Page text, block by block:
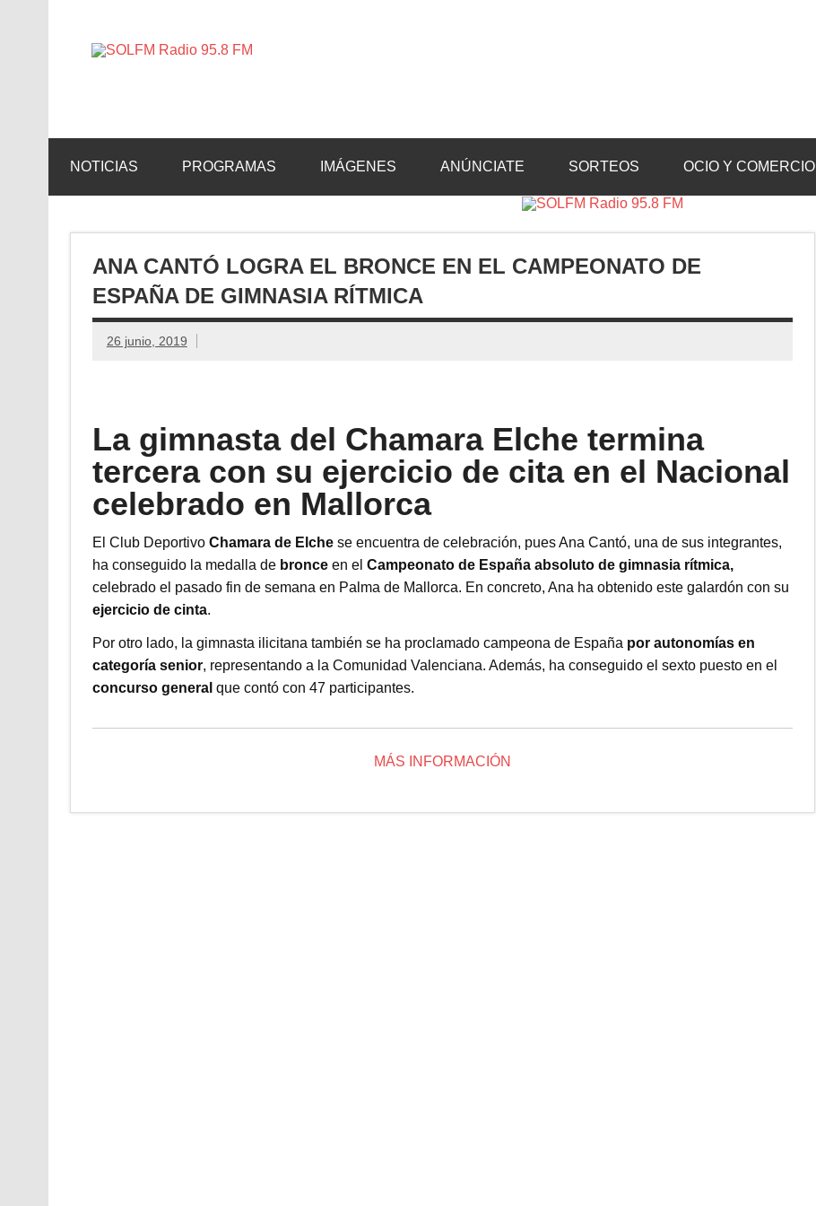
NOTICIAS PROGRAMAS IMÁGENES ANÚNCIATE SORTEOS OCIO Y COMERCIO
ANA CANTÓ LOGRA EL BRONCE EN EL CAMPEONATO DE
ESPAÑA DE GIMNASIA RÍTMICA
26 junio, 2019
La gimnasta del Chamara Elche termina
tercera con su ejercicio de cita en el Nacional
celebrado en Mallorca
El Club Deportivo Chamara de Elche se encuentra de celebración, pues Ana Cantó, una de sus integrantes,
ha conseguido la medalla de bronce en el Campeonato de España absoluto de gimnasia rítmica,
celebrado el pasado fin de semana en Palma de Mallorca. En concreto, Ana ha obtenido este galardón con su
ejercicio de cinta.
Por otro lado, la gimnasta ilicitana también se ha proclamado campeona de España por autonomías en
categoría senior, representando a la Comunidad Valenciana. Además, ha conseguido el sexto puesto en el
concurso general que contó con 47 participantes.
MÁS INFORMACIÓN